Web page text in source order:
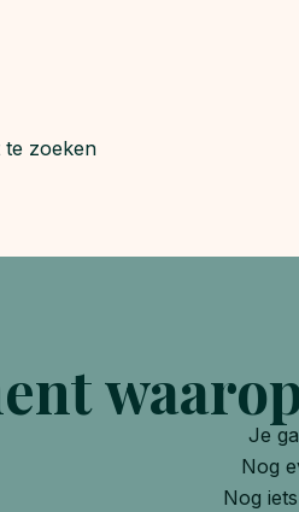
te zoeken
Je
Nog
Nog